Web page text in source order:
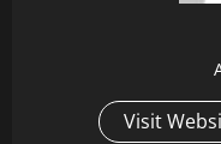
Visit